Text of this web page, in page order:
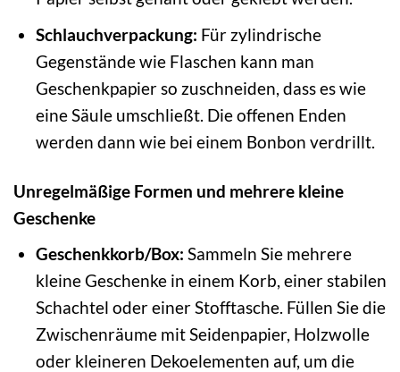
Schlauchverpackung: Für zylindrische
Gegenstände wie Flaschen kann man
Geschenkpapier so zuschneiden, dass es wie
eine Säule umschließt. Die offenen Enden
werden dann wie bei einem Bonbon verdrillt.
Unregelmäßige Formen und mehrere kleine
Geschenke
Geschenkkorb/Box: Sammeln Sie mehrere
kleine Geschenke in einem Korb, einer stabilen
Schachtel oder einer Stofftasche. Füllen Sie die
Zwischenräume mit Seidenpapier, Holzwolle
oder kleineren Dekoelementen auf, um die